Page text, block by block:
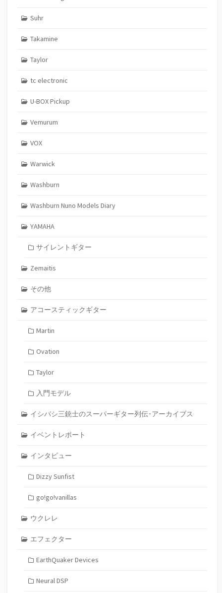
Suhr
Takamine
Taylor
tc electronic
U-BOX Pickup
Vemurum
VOX
Warwick
Washburn
Washburn Nuno Models Diary
YAMAHA
サイレントギター
Zemaitis
その他
アコースティックギター
Martin
Ovation
Taylor
入門モデル
イシバシ三銃士のスーパーギター列伝･アーカイブス
イベントレポート
インタビュー
Dizzy Sunfist
go!go!vanillas
ウクレレ
エフェクター
EarthQuaker Devices
Neural DSP